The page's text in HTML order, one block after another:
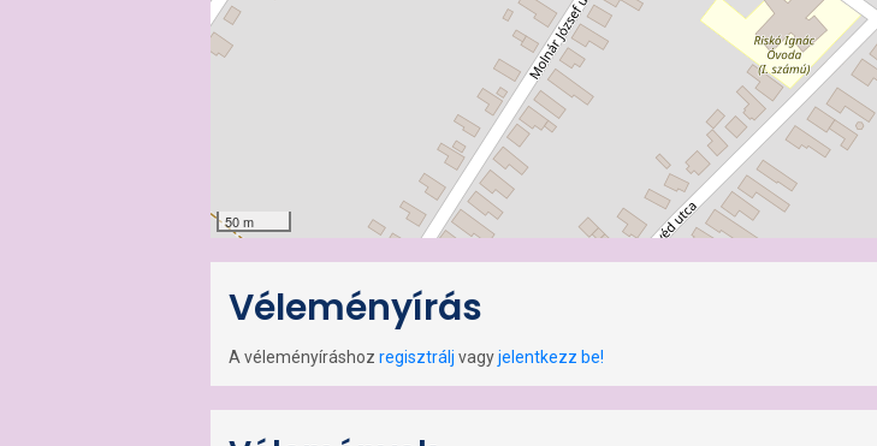
50 m
Véleményírás
A véleményíráshoz regisztrálj vagyjelentkezz be!